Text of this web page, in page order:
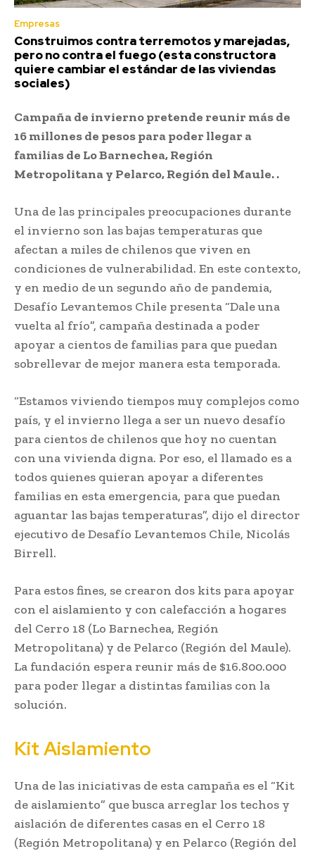
Empresas
Construimos contra terremotos y marejadas,
pero no contra el fuego (esta constructora
quiere cambiar el estándar de las viviendas
sociales)
Campaña de invierno pretende reunir más de
16 millones de pesos para poder llegar a
familias de Lo Barnechea, Región
Metropolitana y Pelarco, Región del Maule. .
Una de las principales preocupaciones durante
el invierno son las bajas temperaturas que
afectan a miles de chilenos que viven en
condiciones de vulnerabilidad. En este contexto,
y en medio de un segundo año de pandemia,
Desafío Levantemos Chile presenta “Dale una
vuelta al frío”, campaña destinada a poder
apoyar a cientos de familias para que puedan
sobrellevar de mejor manera esta temporada.
“Estamos viviendo tiempos muy complejos como
país, y el invierno llega a ser un nuevo desafío
para cientos de chilenos que hoy no cuentan
con una vivienda digna. Por eso, el llamado es a
todos quienes quieran apoyar a diferentes
familias en esta emergencia, para que puedan
aguantar las bajas temperaturas”, dijo el director
ejecutivo de Desafío Levantemos Chile, Nicolás
Birrell.
Para estos fines, se crearon dos kits para apoyar
con el aislamiento y con calefacción a hogares
del Cerro 18 (Lo Barnechea, Región
Metropolitana) y de Pelarco (Región del Maule).
La fundación espera reunir más de $16.800.000
para poder llegar a distintas familias con la
solución.
Kit Aislamiento
Una de las iniciativas de esta campaña es el “Kit
de aislamiento” que busca arreglar los techos y
aislación de diferentes casas en el Cerro 18
(Región Metropolitana) y en Pelarco (Región del